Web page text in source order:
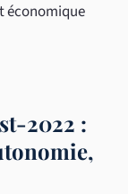
économique
2022 :